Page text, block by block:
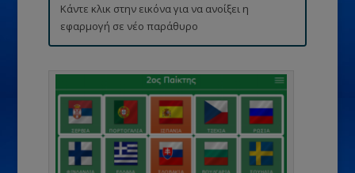
Κάντε κλικ στην εικόνα για να ανοίξει η
εφαρμογή σε νέο παράθυρο